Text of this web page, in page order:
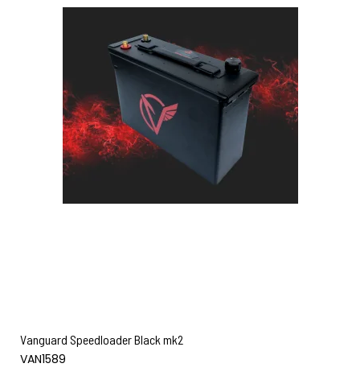
Vanguard Speedloader Black mk2
VAN1589